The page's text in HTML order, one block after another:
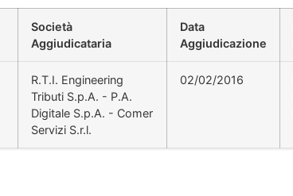
Società
Aggiudicataria
Data
Aggiudicazione
R.T.I. Engineering
Tributi S.p.A. - P.A.
Digitale S.p.A. - Comer
Servizi S.r.l.
02/02/2016